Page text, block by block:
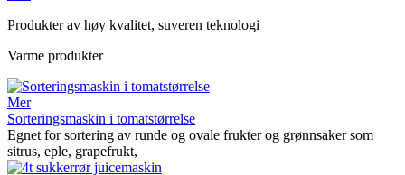
Produkter av høy kvalitet, suveren teknologi
Varme produkter
Mer
Sorteringsmaskin i tomatstørrelse
Egnet for sortering av runde og ovale frukter og grønnsaker som
sitrus, eple, grapefrukt,